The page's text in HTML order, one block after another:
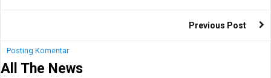
Previous Post
Posting Komentar
All The News